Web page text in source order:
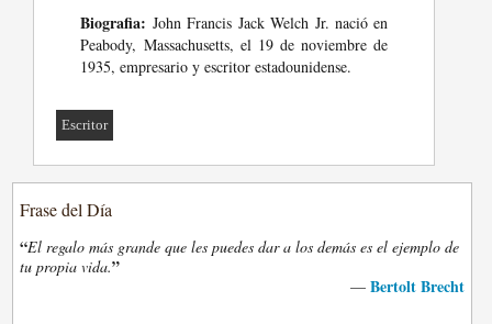
Biografia: John Francis Jack Welch Jr. nació en
Peabody, Massachusetts, el 19 de noviembre de
1935, empresario y escritor estadounidense.
Escritor
Frase del Día
“El regalo más grande que les puedes dar a los demás es el ejemplo de
tu propia vida.”
— Bertolt Brecht